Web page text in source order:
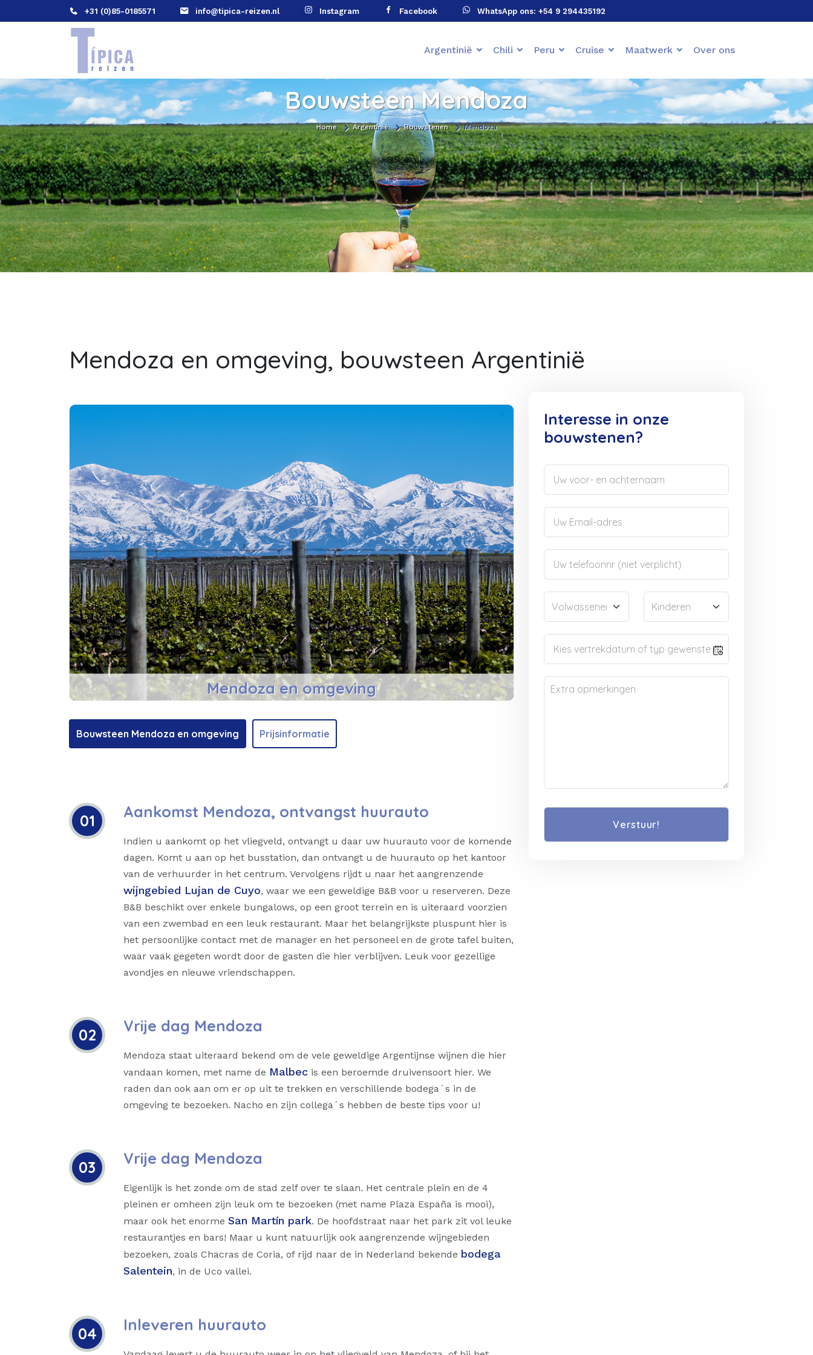
+31 (0)85-0185571 info@tipica-reizen.nl Instagram Facebook WhatsApp ons: +54 9 294435192
Argentinië Chili Peru Cruise Maatwerk Over ons
Bouwsteen Mendoza
Home Argentinië Bouwstenen Mendoza
Mendoza en omgeving, bouwsteen Argentinië
Mendoza en omgeving
Bouwsteen Mendoza en omgeving Prijsinformatie
01 Aankomst Mendoza, ontvangst huurauto
Indien u aankomt op het vliegveld, ontvangt u daar uw huurauto voor de komende
dagen. Komt u aan op het busstation, dan ontvangt u de huurauto op het kantoor
van de verhuurder in het centrum. Vervolgens rijdt u naar het aangrenzende
wijngebied Lujan de Cuyo, waar we een geweldige B&B voor u reserveren. Deze
B&B beschikt over enkele bungalows, op een groot terrein en is uiteraard voorzien
van een zwembad en een leuk restaurant. Maar het belangrijkste pluspunt hier is
het persoonlijke contact met de manager en het personeel en de grote tafel buiten,
waar vaak gegeten wordt door de gasten die hier verblijven. Leuk voor gezellige
avondjes en nieuwe vriendschappen.
02 Vrije dag Mendoza
Mendoza staat uiteraard bekend om de vele geweldige Argentijnse wijnen die hier
vandaan komen, met name de Malbec is een beroemde druivensoort hier. We
raden dan ook aan om er op uit te trekken en verschillende bodega´s in de
omgeving te bezoeken. Nacho en zijn collega´s hebben de beste tips voor u!
03 Vrije dag Mendoza
Eigenlijk is het zonde om de stad zelf over te slaan. Het centrale plein en de 4
pleinen er omheen zijn leuk om te bezoeken (met name Plaza España is mooi),
maar ook het enorme San Martín park. De hoofdstraat naar het park zit vol leuke
restaurantjes en bars! Maar u kunt natuurlijk ook aangrenzende wijngebieden
bezoeken, zoals Chacras de Coria, of rijd naar de in Nederland bekende bodega
Salentein, in de Uco vallei.
04 Inleveren huurauto
Interesse in onze
bouwstenen?